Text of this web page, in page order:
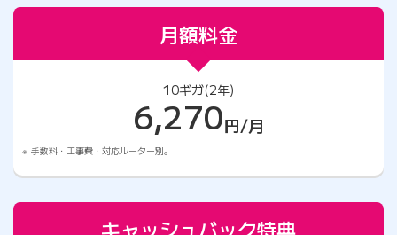
月額料金
10ギガ(2年)
6,270円/月
手数料・工事費・対応ルーター別。
キャッシュバック特典